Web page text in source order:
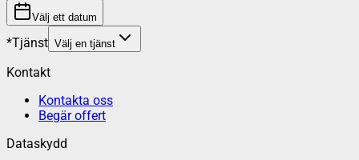
Välj ett datum
*Tjänst Välj en tjänst
Kontakt
Kontakta oss
Begär offert
Dataskydd